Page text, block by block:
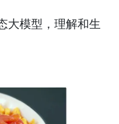
大模型，理解和生